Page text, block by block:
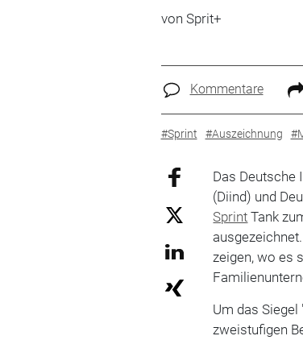
von Sprit+
Kommentare
#Sprint #Auszeichnung
Das Deutsche
(Diind) und
Sprint Tank
zeigen, wo es
Um das Siegel
zweistufigen